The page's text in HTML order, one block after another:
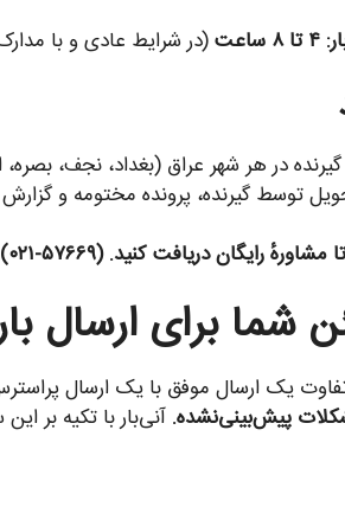
(در شرایط عادی و با
در هر شهر عراق (بغداد، نجف،
توسط گیرنده، پرونده مختومه و
رایگان دریافت کنید. (۵۷۶۶۹-۰۲۱)
شما برای ارسال
تفاوت یک ارسال موفق با یک ارسال
پیش‌بینی‌نشده. آنی‌بار با تکیه بر